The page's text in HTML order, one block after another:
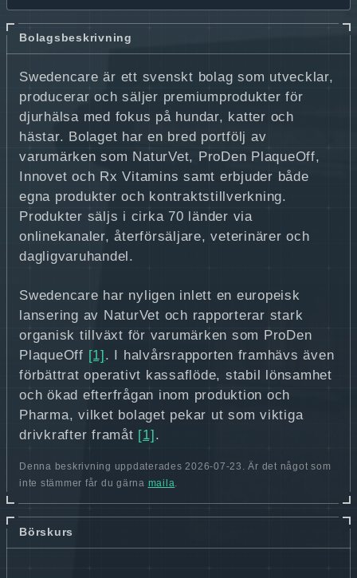
Bolagsbeskrivning
Swedencare är ett svenskt bolag som utvecklar,
producerar och säljer premiumprodukter för
djurhälsa med fokus på hundar, katter och
hästar. Bolaget har en bred portfölj av
varumärken som NaturVet, ProDen PlaqueOff,
Innovet och Rx Vitamins samt erbjuder både
egna produkter och kontraktstillverkning.
Produkter säljs i cirka 70 länder via
onlinekanaler, återförsäljare, veterinärer och
dagligvaruhandel.
Swedencare har nyligen inlett en europeisk
lansering av NaturVet och rapporterar stark
organisk tillväxt för varumärken som ProDen
PlaqueOff [1] . I halvårsrapporten framhävs även
förbättrat operativt kassaflöde, stabil lönsamhet
och ökad efterfrågan inom produktion och
Pharma, vilket bolaget pekar ut som viktiga
drivkrafter framåt [1] .
Denna beskrivning uppdaterades 2026-07-23. Är det något som
inte stämmer får du gärna maila.
Börskurs